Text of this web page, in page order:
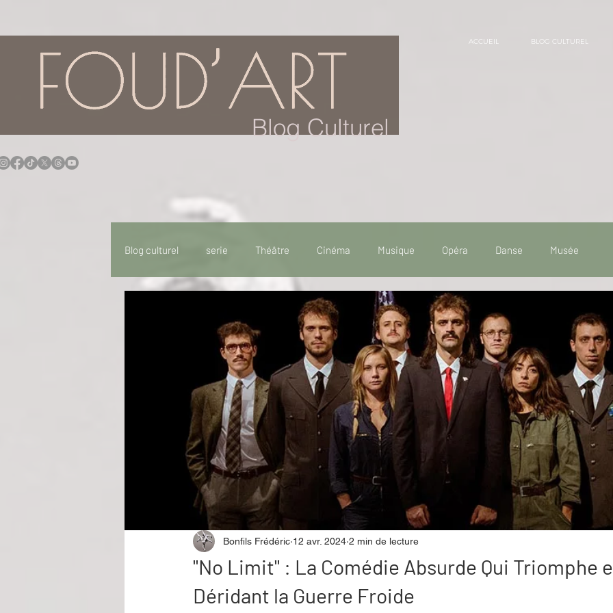
Blog Culturel
ACCUEIL BLOG CULTUREL
Blog culturel serie Théâtre Cinéma Musique Opéra Danse Musée
Idée de voyage Fooding - Restaurant
Rire Récompense Festival Coup de coeur Instructif
Événement Validé par Romane. Spécial Famille Littérature Cirque Interview
Offre spéciale Annuaire Théâtre - Musée Hommage
"No Limit" : La Comédie Absurde Qui Triomphe
Déridant la Guerre Froide
Bonfils Frédéric 12 avr. 2024 2 min de lecture